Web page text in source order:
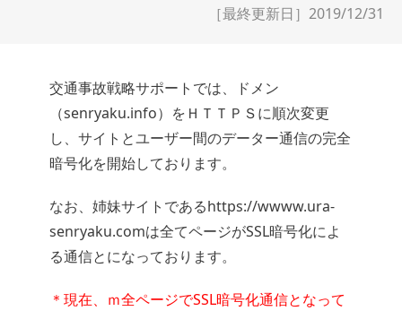
［最終更新日］ 2019/12/31
交通事故戦略サポートでは、ドメン
（senryaku.info）をＨＴＴＰＳに順次変更
し、サイトとユーザー間のデーター通信の完全
暗号化を開始しております。
なお、姉妹サイトであるhttps://wwww.ura-
senryaku.comは全てページがSSL暗号化によ
る通信とになっております。
＊現在、ｍ全ページでSSL暗号化通信となって